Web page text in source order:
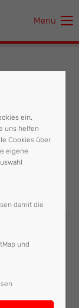
nicht.
nicht.
nicht.
Menu
den
ein.
uns helfen
Cookies über
eigene
damit die
und